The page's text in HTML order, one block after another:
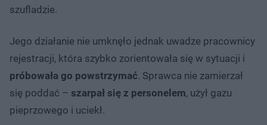
szufladzie.
Jego działanie nie umknęło jednak uwadze pracownicy
rejestracji, która szybko zorientowała się w sytuacji i
próbowała go powstrzymać. Sprawca nie zamierzał
się poddać – szarpał się z personelem, użył gazu
pieprzowego i uciekł.